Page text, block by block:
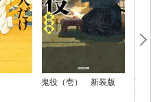
鬼役（壱） 新装版
南
舟